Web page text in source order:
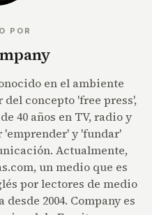
POR
en el ambiente
concepto 'free press',
40 años en TV, radio y
'emprender' y 'fundar'
Actualmente,
un medio que es
por lectores de medio
2004. Company es